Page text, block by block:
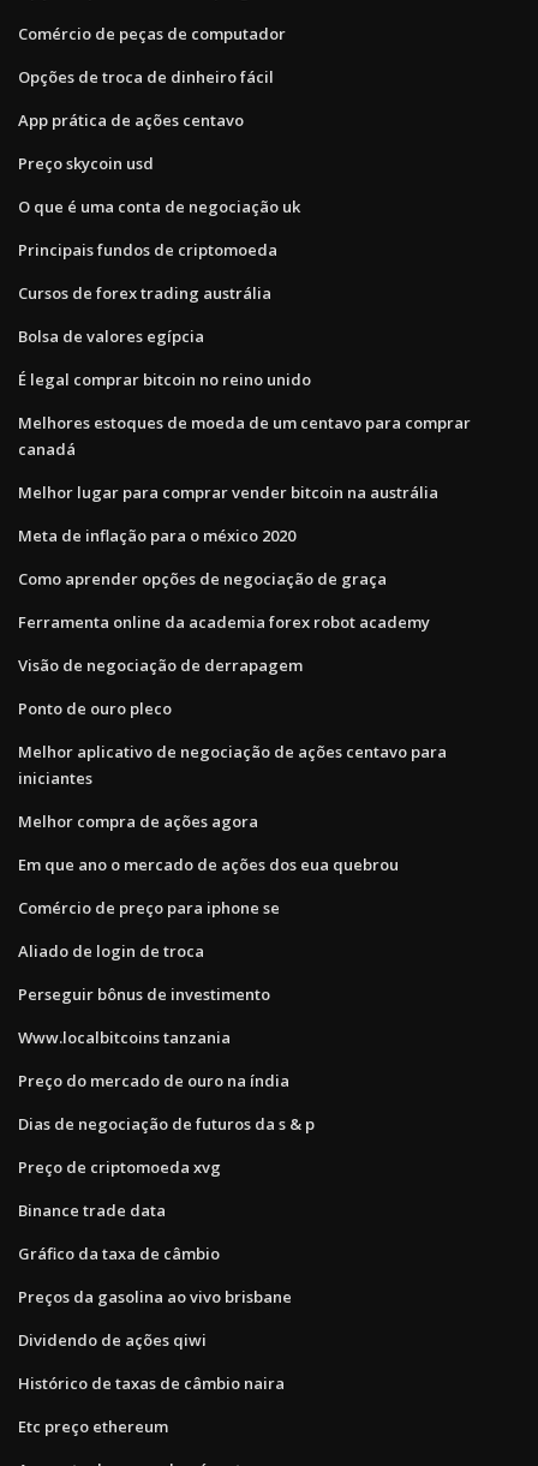
Comércio de peças de computador
Opções de troca de dinheiro fácil
App prática de ações centavo
Preço skycoin usd
O que é uma conta de negociação uk
Principais fundos de criptomoeda
Cursos de forex trading austrália
Bolsa de valores egípcia
É legal comprar bitcoin no reino unido
Melhores estoques de moeda de um centavo para comprar
canadá
Melhor lugar para comprar vender bitcoin na austrália
Meta de inflação para o méxico 2020
Como aprender opções de negociação de graça
Ferramenta online da academia forex robot academy
Visão de negociação de derrapagem
Ponto de ouro pleco
Melhor aplicativo de negociação de ações centavo para
iniciantes
Melhor compra de ações agora
Em que ano o mercado de ações dos eua quebrou
Comércio de preço para iphone se
Aliado de login de troca
Perseguir bônus de investimento
Www.localbitcoins tanzania
Preço do mercado de ouro na índia
Dias de negociação de futuros da s & p
Preço de criptomoeda xvg
Binance trade data
Gráfico da taxa de câmbio
Preços da gasolina ao vivo brisbane
Dividendo de ações qiwi
Histórico de taxas de câmbio naira
Etc preço ethereum